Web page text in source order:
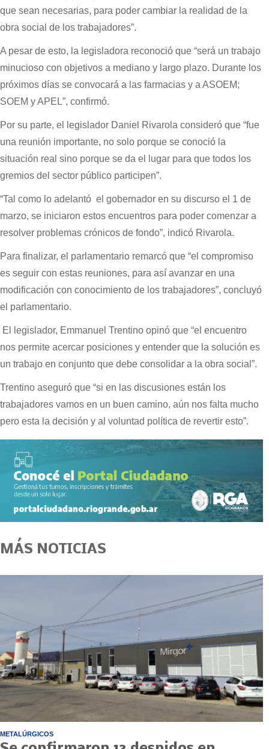
que sean necesarias, para poder cambiar la realidad de la
obra social de los trabajadores”.
A pesar de esto, la legisladora reconoció que “será un trabajo
minucioso con objetivos a mediano y largo plazo. Durante los
próximos días se convocará a las farmacias y a ASOEM;
SOEM y APEL”, confirmó.
Por su parte, el legislador Daniel Rivarola consideró que “fue
una reunión importante, no solo porque se conoció la
situación real sino porque se da el lugar para que todos los
gremios del sector público participen”.
“Tal como lo adelantó el gobernador en su discurso el 1 de
marzo, se iniciaron estos encuentros para poder comenzar a
resolver problemas crónicos de fondo”, indicó Rivarola.
Para finalizar, el parlamentario remarcó que “el compromiso
es seguir con estas reuniones, para así avanzar en una
modificación con conocimiento de los trabajadores”, concluyó
el parlamentario.
El legislador, Emmanuel Trentino opinó que “el encuentro
nos permite acercar posiciones y entender que la solución es
un trabajo en conjunto que debe consolidar a la obra social”.
Trentino aseguró que “si en las discusiones están los
trabajadores vamos en un buen camino, aún nos falta mucho
pero esta la decisión y al voluntad política de revertir esto”.
MÁS NOTICIAS
METALÚRGICOS